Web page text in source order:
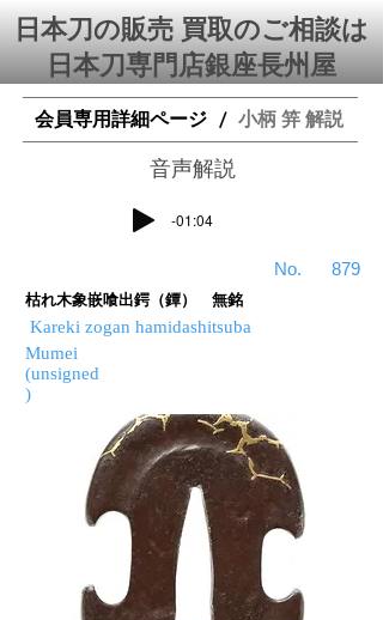
日本刀の販売 買取のご相談は
日本刀専門店銀座⻑州屋
会員専用詳細ページ / 小柄 笄 解説
​音声解説
-01:04
​No. 879
枯れ木象嵌喰出鍔（鐔） 無銘
Kareki zogan hamidashitsuba
Mumei
(unsigned
)